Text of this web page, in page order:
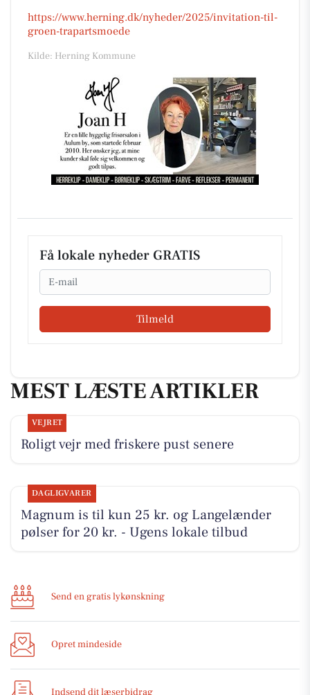
https://www.herning.dk/nyheder/2025/invitation-til-
groen-trapartsmoede
Kilde: Herning Kommune
Få lokale nyheder GRATIS
Email
Tilmeld
MEST LÆSTE ARTIKLER
VEJRET
Roligt vejr med friskere pust senere
DAGLIGVARER
Magnum is til kun 25 kr. og Langelænder
pølser for 20 kr. - Ugens lokale tilbud
Send en gratis lykønskning
Opret mindeside
Indsend dit læserbidrag